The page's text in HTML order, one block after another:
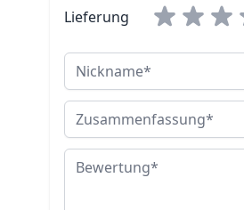
Lieferung
Nickname
Zusammenfassung
Bewertung